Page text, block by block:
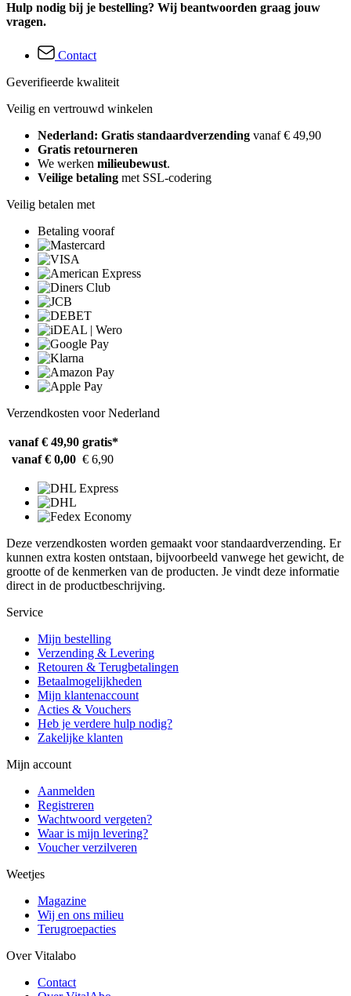
Hulp nodig bij je bestelling? Wij beantwoorden graag jouw
vragen.
Contact
Geverifieerde kwaliteit
Veilig en vertrouwd winkelen
Nederland: Gratis standaardverzending vanaf € 49,90
Gratis retourneren
We werken milieubewust.
Veilige betaling met SSL-codering
Veilig betalen met
Betaling vooraf
Verzendkosten voor Nederland
vanaf € 49,90 gratis*
vanaf € 0,00 € 6,90
Deze verzendkosten worden gemaakt voor standaardverzending. Er
kunnen extra kosten ontstaan, bijvoorbeeld vanwege het gewicht, de
grootte of de kenmerken van de producten. Je vindt deze informatie
direct in de productbeschrijving.
Service
Mijn bestelling
Verzending & Levering
Retouren & Terugbetalingen
Betaalmogelijkheden
Mijn klantenaccount
Acties & Vouchers
Heb je verdere hulp nodig?
Zakelijke klanten
Mijn account
Aanmelden
Registreren
Wachtwoord vergeten?
Waar is mijn levering?
Voucher verzilveren
Weetjes
Magazine
Wij en ons milieu
Terugroepacties
Over Vitalabo
Contact